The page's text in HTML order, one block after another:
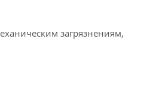
загрязнениям,